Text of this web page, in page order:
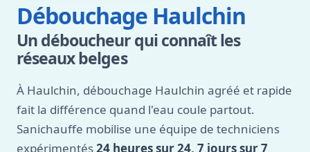
Débouchage Haulchin
Un déboucheur qui connaît les
réseaux belges
À Haulchin, débouchage Haulchin agréé et rapide
fait la différence quand l'eau coule partout.
Sanichauffe mobilise une équipe de techniciens
expérimentés24 heures sur 24, 7 jours sur 7